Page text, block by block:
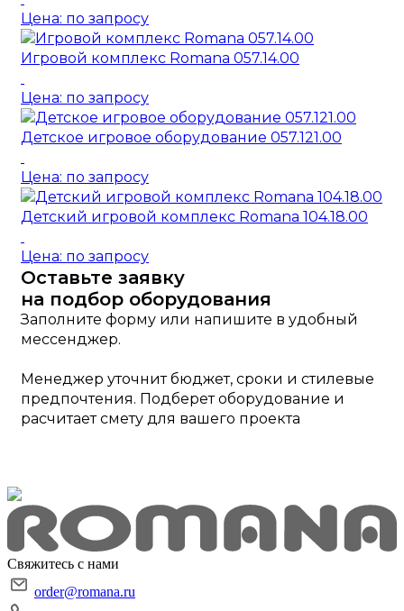
Цена: по запросу
Игровой комплекс Romana 057.14.00
Цена: по запросу
Детское игровое оборудование 057.121.00
Цена: по запросу
Детский игровой комплекс Romana 104.18.00
Цена: по запросу
Оставьте заявку
на подбор оборудования
Заполните форму или напишите в удобный
мессенджер.
Менеджер уточнит бюджет, сроки и стилевые
предпочтения. Подберет оборудование и
расчитает смету для вашего проекта
Свяжитесь с нами
order@romana.ru